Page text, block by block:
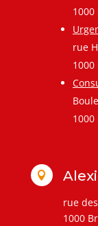
1000
rue
1000
1000

rue
1000